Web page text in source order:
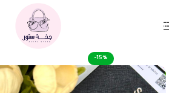
Skip to main content
-15%